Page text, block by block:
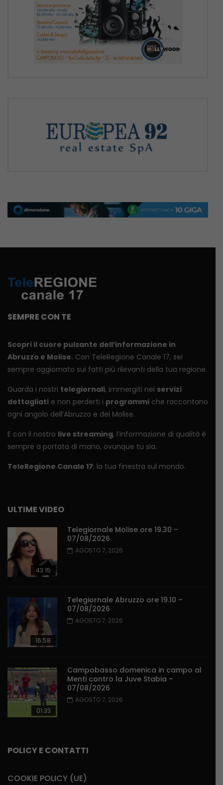
SEMPRE CON TE
Scopri il cuore pulsante dell’informazione in
Abruzzo e Molise. Con TeleRegione Canale 17, sei
sempre aggiornato sui fatti più rilevanti della tua regione.
Guarda i nostri telegiornali, immergiti nei servizi
dettagliati e non perderti i programmi che raccontano
ogni angolo dell’Abruzzo e del Molise.
E con il nostro live streaming, l’informazione di qualità è
sempre a portata di mano, ovunque tu sia.
TeleRegione Canale 17: la tua finestra sul mondo.
ULTIME VIDEO
43:15
Telegiornale Molise ore 19.30 –
07/08/2026
AGOSTO 7, 2026
16:58
Telegiornale Abruzzo ore 19.10 –
07/08/2026
AGOSTO 7, 2026
01:33
Campobasso domenica in campo al
Menti contro la Juve Stabia –
07/08/2026
AGOSTO 7, 2026
POLICY E CONTATTI
COOKIE POLICY (UE)